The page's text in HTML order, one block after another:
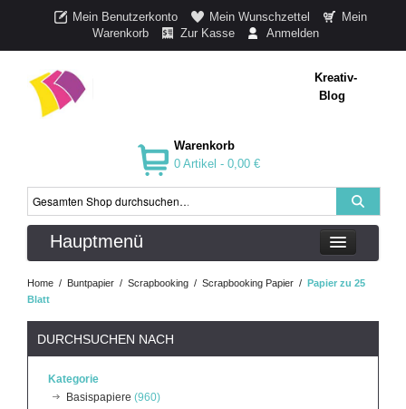
Mein Benutzerkonto Mein Wunschzettel
Mein
Warenkorb
Zur Kasse Anmelden
Kreativ-
Blog
Warenkorb
0 Artikel - 0,00 €
Hauptmenü
Home / Buntpapier / Scrapbooking / Scrapbooking Papier / Papier zu 25
Blatt
DURCHSUCHEN NACH
Kategorie
Basispapiere (960)